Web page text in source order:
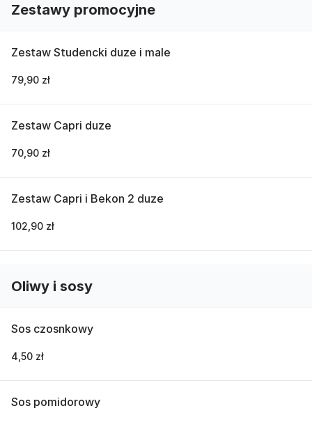
Zestawy promocyjne
Zestaw Studencki duze i male
79,90 zł
Zestaw Capri duze
70,90 zł
Zestaw Capri i Bekon 2 duze
102,90 zł
Oliwy i sosy
Sos czosnkowy
4,50 zł
Sos pomidorowy